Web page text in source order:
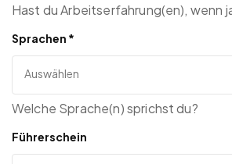
Hast du Arbeitserfahrung(en), wenn
Sprachen *
Welche Sprache(n) sprichst du?
Führerschein